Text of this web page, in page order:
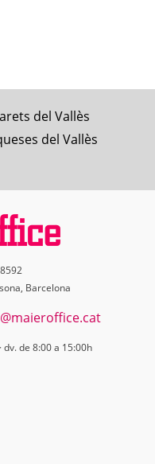
del Vallès
del Vallès
Barcelona
de 8:00 a 15:00h